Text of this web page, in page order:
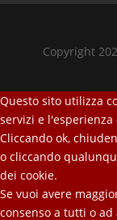
Copyright
Questo sito utilizza
servizi e l'esperienza
Cliccando ok,
o cliccando
dei cookie.
Se vuoi avere
consenso a tutti o ad